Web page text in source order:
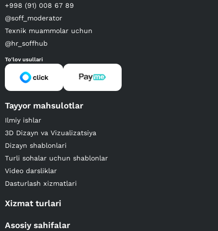
+998 (91) 008 67 89
@soff_moderator
Texnik muammolar uchun
@hr_soffhub
To'lov usullari
Tayyor mahsulotlar
Ilmiy ishlar
3D Dizayn va Vizualizatsiya
Dizayn shablonlari
Turli sohalar uchun shablonlar
Video darsliklar
Dasturlash xizmatlari
Xizmat turlari
Asosiy sahifalar